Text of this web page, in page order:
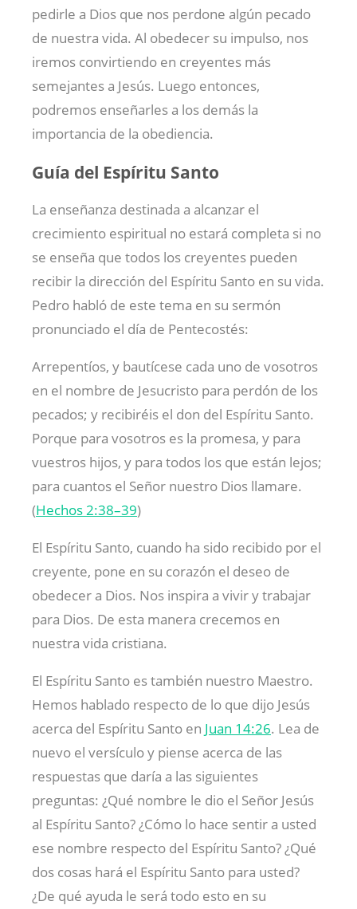
pedirle a Dios que nos perdone algún pecado
de nuestra vida. Al obedecer su impulso, nos
iremos convirtiendo en creyentes más
semejantes a Jesús. Luego entonces,
podremos enseñarles a los demás la
importancia de la obediencia.
Guía del Espíritu Santo
La enseñanza destinada a alcanzar el
crecimiento espiritual no estará completa si no
se enseña que todos los creyentes pueden
recibir la dirección del Espíritu Santo en su vida.
Pedro habló de este tema en su sermón
pronunciado el día de Pentecostés:
Arrepentíos, y bautícese cada uno de vosotros
en el nombre de Jesucristo para perdón de los
pecados; y recibiréis el don del Espíritu Santo.
Porque para vosotros es la promesa, y para
vuestros hijos, y para todos los que están lejos;
para cuantos el Señor nuestro Dios llamare.
(Hechos 2:38–39)
El Espíritu Santo, cuando ha sido recibido por el
creyente, pone en su corazón el deseo de
obedecer a Dios. Nos inspira a vivir y trabajar
para Dios. De esta manera crecemos en
nuestra vida cristiana.
El Espíritu Santo es también nuestro Maestro.
Hemos hablado respecto de lo que dijo Jesús
acerca del Espíritu Santo en Juan 14:26. Lea de
nuevo el versículo y piense acerca de las
respuestas que daría a las siguientes
preguntas: ¿Qué nombre le dio el Señor Jesús
al Espíritu Santo? ¿Cómo lo hace sentir a usted
ese nombre respecto del Espíritu Santo? ¿Qué
dos cosas hará el Espíritu Santo para usted?
¿De qué ayuda le será todo esto en su